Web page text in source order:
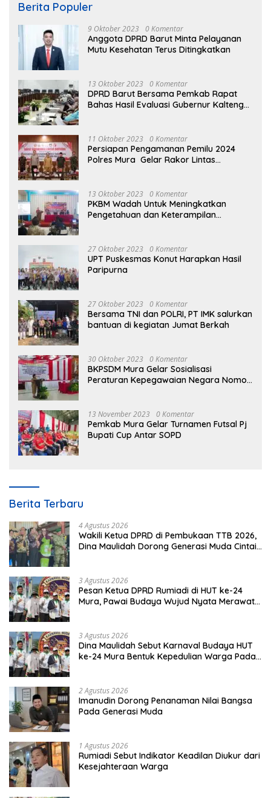
Berita Populer
9 Oktober 2023 0 Komentar
Anggota DPRD Barut Minta Pelayanan
Mutu Kesehatan Terus Ditingkatkan
13 Oktober 2023 0 Komentar
DPRD Barut Bersama Pemkab Rapat
Bahas Hasil Evaluasi Gubernur Kalteng
11 Oktober 2023 0 Komentar
Persiapan Pengamanan Pemilu 2024
Polres Mura Gelar Rakor Lintas
13 Oktober 2023 0 Komentar
PKBM Wadah Untuk Meningkatkan
Pengetahuan dan Keterampilan
27 Oktober 2023 0 Komentar
UPT Puskesmas Konut Harapkan Hasil
Paripurna
27 Oktober 2023 0 Komentar
Bersama TNI dan POLRI, PT IMK salurkan
bantuan di kegiatan Jumat Berkah
30 Oktober 2023 0 Komentar
BKPSDM Mura Gelar Sosialisasi
Peraturan Kepegawaian Negara Nomor
13 November 2023 0 Komentar
Pemkab Mura Gelar Turnamen Futsal Pj
Bupati Cup Antar SOPD
Berita Terbaru
4 Agustus 2026
Wakili Ketua DPRD di Pembukaan TTB 2026,
Dina Maulidah Dorong Generasi Muda Cintai
3 Agustus 2026
Pesan Ketua DPRD Rumiadi di HUT ke-24
Mura, Pawai Budaya Wujud Nyata Merawat
3 Agustus 2026
Dina Maulidah Sebut Karnaval Budaya HUT
ke-24 Mura Bentuk Kepedulian Warga Pada
2 Agustus 2026
Imanudin Dorong Penanaman Nilai Bangsa
Pada Generasi Muda
1 Agustus 2026
Rumiadi Sebut Indikator Keadilan Diukur dari
Kesejahteraan Warga